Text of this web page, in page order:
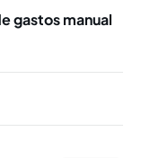
gastos manual